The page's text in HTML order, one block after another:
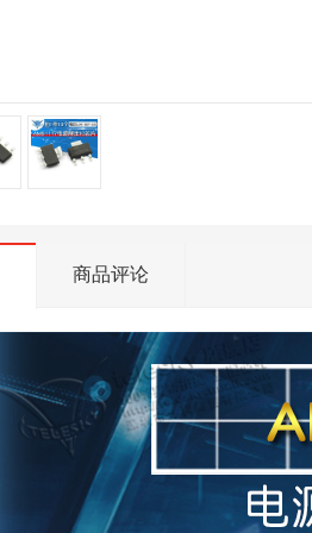
商品评论